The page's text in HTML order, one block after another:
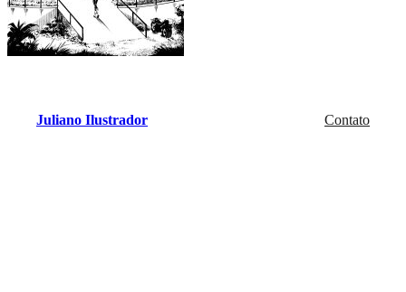
Juliano Ilustrador Contato